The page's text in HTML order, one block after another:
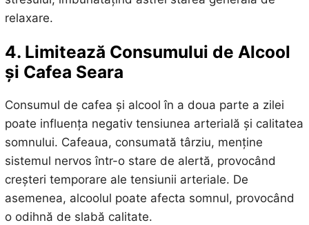
relaxare.
4. Limitează Consumului de Alcool
și Cafea Seara
Consumul de cafea și alcool în a doua parte a zilei
poate influența negativ tensiunea arterială și calitatea
somnului. Cafeaua, consumată târziu, menține
sistemul nervos într-o stare de alertă, provocând
creșteri temporare ale tensiunii arteriale. De
asemenea, alcoolul poate afecta somnul, provocând
o odihnă de slabă calitate.